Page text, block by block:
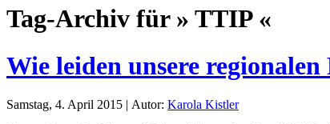
Tag-Archiv für » TTIP «
Wie leiden unsere
Samstag, 4. April 2015 | Autor: Karola Kistler